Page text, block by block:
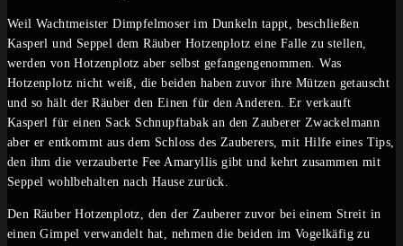
Weil Wachtmeister Dimpfelmoser im Dunkeln tappt, beschließen
Kasperl und Seppel dem Räuber Hotzenplotz eine Falle zu stellen,
werden von Hotzenplotz aber selbst gefangengenommen. Was
Hotzenplotz nicht weiß, die beiden haben zuvor ihre Mützen getauscht
und so hält der Räuber den Einen für den Anderen. Er verkauft
Kasperl für einen Sack Schnupftabak an den Zauberer Zwackelmann
aber er entkommt aus dem Schloss des Zauberers, mit Hilfe eines Tips,
den ihm die verzauberte Fee Amaryllis gibt und kehrt zusammen mit
Seppel wohlbehalten nach Hause zurück.
Den Räuber Hotzenplotz, den der Zauberer zuvor bei einem Streit in
einen Gimpel verwandelt hat, nehmen die beiden im Vogelkäfig zu